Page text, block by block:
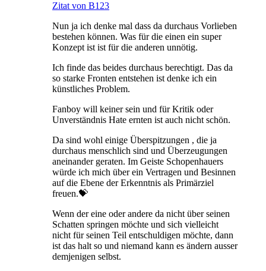
Zitat von B123
Nun ja ich denke mal dass da durchaus Vorlieben
bestehen können. Was für die einen ein super
Konzept ist ist für die anderen unnötig.
Ich finde das beides durchaus berechtigt. Das da
so starke Fronten entstehen ist denke ich ein
künstliches Problem.
Fanboy will keiner sein und für Kritik oder
Unverständnis Hate ernten ist auch nicht schön.
Da sind wohl einige Überspitzungen , die ja
durchaus menschlich sind und Überzeugungen
aneinander geraten. Im Geiste Schopenhauers
würde ich mich über ein Vertragen und Besinnen
auf die Ebene der Erkenntnis als Primärziel
freuen.💝
Wenn der eine oder andere da nicht über seinen
Schatten springen möchte und sich vielleicht
nicht für seinen Teil entschuldigen möchte, dann
ist das halt so und niemand kann es ändern ausser
demjenigen selbst.